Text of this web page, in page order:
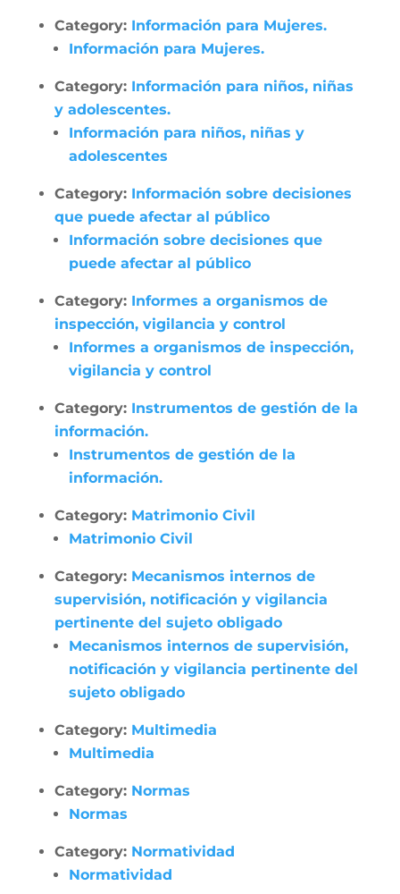
Category: Información para Mujeres.
Información para Mujeres.
Category: Información para niños, niñas
y adolescentes.
Información para niños, niñas y
adolescentes
Category: Información sobre decisiones
que puede afectar al público
Información sobre decisiones que
puede afectar al público
Category: Informes a organismos de
inspección, vigilancia y control
Informes a organismos de inspección,
vigilancia y control
Category: Instrumentos de gestión de la
información.
Instrumentos de gestión de la
información.
Category: Matrimonio Civil
Matrimonio Civil
Category: Mecanismos internos de
supervisión, notificación y vigilancia
pertinente del sujeto obligado
Mecanismos internos de supervisión,
notificación y vigilancia pertinente del
sujeto obligado
Category: Multimedia
Multimedia
Category: Normas
Normas
Category: Normatividad
Normatividad